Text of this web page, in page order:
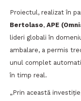
Proiectul, realizat în
Bertolaso, APE
lideri globali în
ambalare, a permis
unul complet
în timp real.
„Prin această